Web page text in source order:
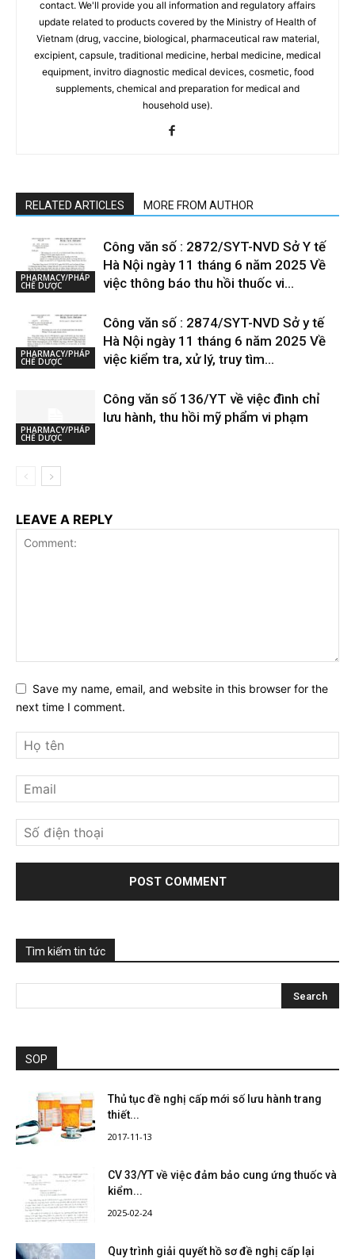
contact. We'll provide you all information and regulatory affairs
update related to products covered by the Ministry of Health of
Vietnam (drug, vaccine, biological, pharmaceutical raw material,
excipient, capsule, traditional medicine, herbal medicine, medical
equipment, invitro diagnostic medical devices, cosmetic, food
supplements, chemical and preparation for medical and
household use).
RELATED ARTICLES MORE FROM AUTHOR
PHARMACY/PHÁP
CHẾ DƯỢC
Công văn số : 2872/SYT-NVD Sở Y tế
Hà Nội ngày 11 tháng 6 năm 2025 Về
việc thông báo thu hồi thuốc vi...
PHARMACY/PHÁP
CHẾ DƯỢC
Công văn số : 2874/SYT-NVD Sở y tế
Hà Nội ngày 11 tháng 6 năm 2025 Về
việc kiểm tra, xử lý, truy tìm...
PHARMACY/PHÁP
CHẾ DƯỢC
Công văn số 136/YT về việc đình chỉ
lưu hành, thu hồi mỹ phẩm vi phạm
LEAVE A REPLY
Save my name, email, and website in this browser for the
next time I comment.
Tìm kiếm tin tức
SOP
Thủ tục đề nghị cấp mới số lưu hành trang
thiết...
2017-11-13
CV 33/YT về việc đảm bảo cung ứng thuốc và
kiểm...
2025-02-24
Quy trình giải quyết hồ sơ đề nghị cấp lại